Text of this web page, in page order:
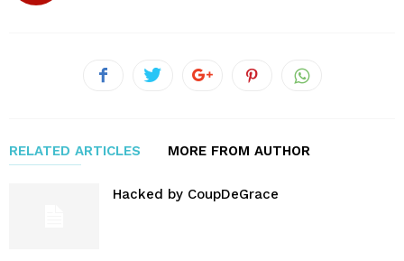
RELATED ARTICLES MORE FROM AUTHOR
Hacked by CoupDeGrace